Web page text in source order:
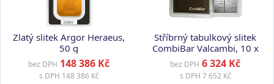
Zlatý slitek Argor Heraeus,
50 g
bez DPH 148 386 Kč
s DPH 148 386 Kč
Stříbrný tabulkový slitek
CombiBar Valcambi, 10 x
10 g
bez DPH 6 324 Kč
s DPH 7 652 Kč